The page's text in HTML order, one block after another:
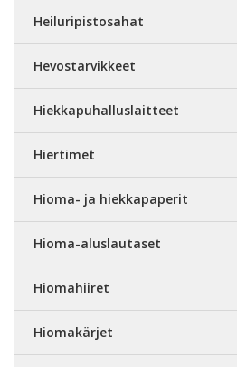
Heiluripistosahat
Hevostarvikkeet
Hiekkapuhalluslaitteet
Hiertimet
Hioma- ja hiekkapaperit
Hioma-aluslautaset
Hiomahiiret
Hiomakärjet